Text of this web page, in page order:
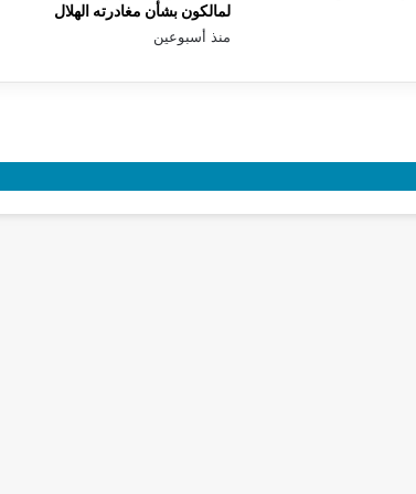
لمالكون بشأن مغادرته الهلال
منذ أسبوعين